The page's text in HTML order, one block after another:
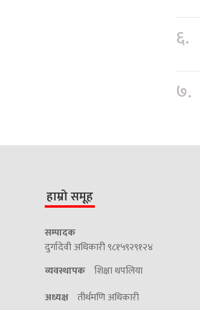
६.
७.
हाम्रो समूह
सम्पादक
दुर्गादेवी अधिकारी ९८१५९२९१२४
व्यवस्थापक शिक्षा थपलिया
अध्यक्ष तीर्थमणि अधिकारी